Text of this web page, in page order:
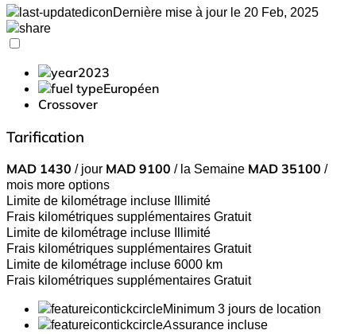
Dernière mise à jour le 20 Feb, 2025
2023
Européen
Crossover
Tarification
MAD 1430 / jour MAD 9100 / la Semaine MAD 35100 /
mois more options
Limite de kilométrage incluse Illimité
Frais kilométriques supplémentaires Gratuit
Limite de kilométrage incluse Illimité
Frais kilométriques supplémentaires Gratuit
Limite de kilométrage incluse 6000 km
Frais kilométriques supplémentaires Gratuit
Minimum 3 jours de location
Assurance incluse